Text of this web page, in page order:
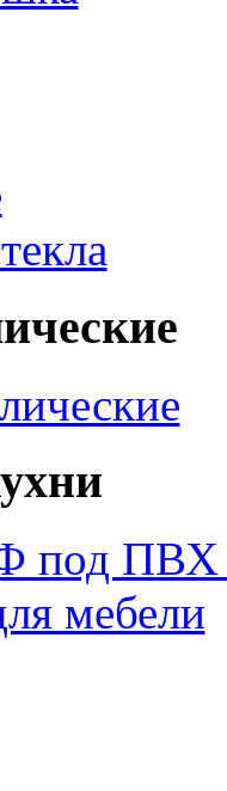
ПВХ
мебели